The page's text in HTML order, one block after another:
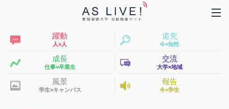
躍動
人×人
追究
今×知性
成長
仕事×卒業生
交流
大学×地域
風景
学生×キャンパス
報告
今×学生